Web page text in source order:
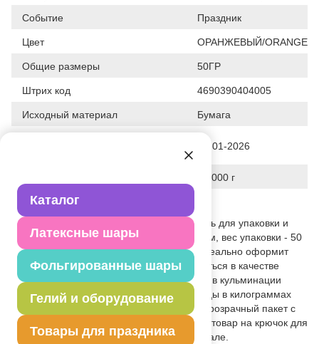
Каталог
Латексные шары
Фольгированные шары
Гелий и оборудование
Товары для праздника
Событие Праздник
Цвет ОРАНЖЕВЫЙ/ORANGE
Общие размеры 50ГР
Штрих код 4690390404005
Исходный материал Бумага
28-01-2026
54.000 г
Описание товара
Бумажный, гофрированный наполнитель для упаковки и
декора подарков. Ширина стружки - 3 мм, вес упаковки - 50
гр. Такой вид наполнителя не только идеально оформит
любой подарок, но и может использоваться в качестве
наполнителя пиньяты, а также поможет в кульминации
вашего торжества, просто устройте танцы в килограммах
бумажного веселья! Товар упакован в прозрачный пакет с
отверстием, которое позволяет крепить товар на крючок для
размещения на стеллажах в торговом зале.